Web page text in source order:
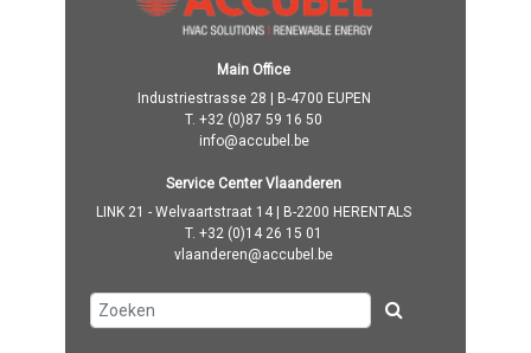
Main Office
Industriestrasse 28 | B-4700 EUPEN
T. +32 (0)87 59 16 50
info@accubel.be
Service Center Vlaanderen
LINK 21 - Welvaartstraat 14 | B-2200 HERENTALS
T. +32 (0)14 26 15 01
vlaanderen@accubel.be